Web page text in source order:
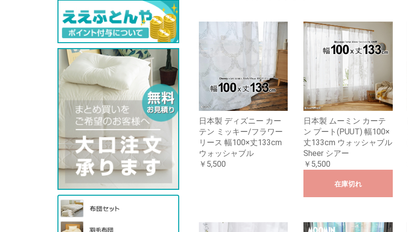
日本製 ディズニー カー
テン ミッキー/フラワー
リース 幅100×丈133cm
ウォッシャブル
￥5,500
日本製 ムーミン カーテ
ン プート(PUUT) 幅100×
丈133cm ウォッシャブル
Sheer シアー
￥5,500
在庫切れ